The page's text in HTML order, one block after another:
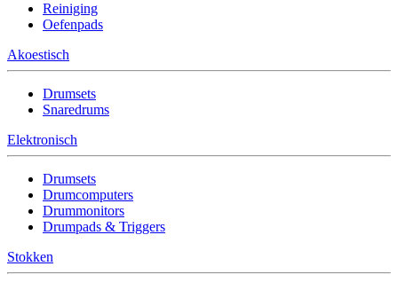
Reiniging
Oefenpads
Akoestisch
Drumsets
Snaredrums
Elektronisch
Drumsets
Drumcomputers
Drummonitors
Drumpads & Triggers
Stokken